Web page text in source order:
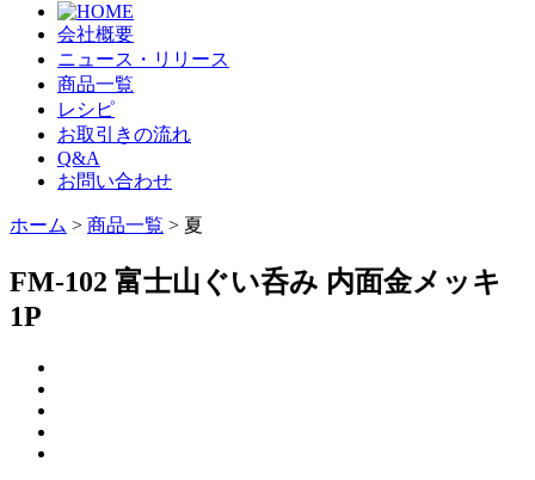
会社概要
ニュース・リリース
商品一覧
レシピ
お取引きの流れ
Q&A
お問い合わせ
ホーム > 商品一覧 > 夏
FM-102 富士山ぐい呑み 内面金メッキ
1P